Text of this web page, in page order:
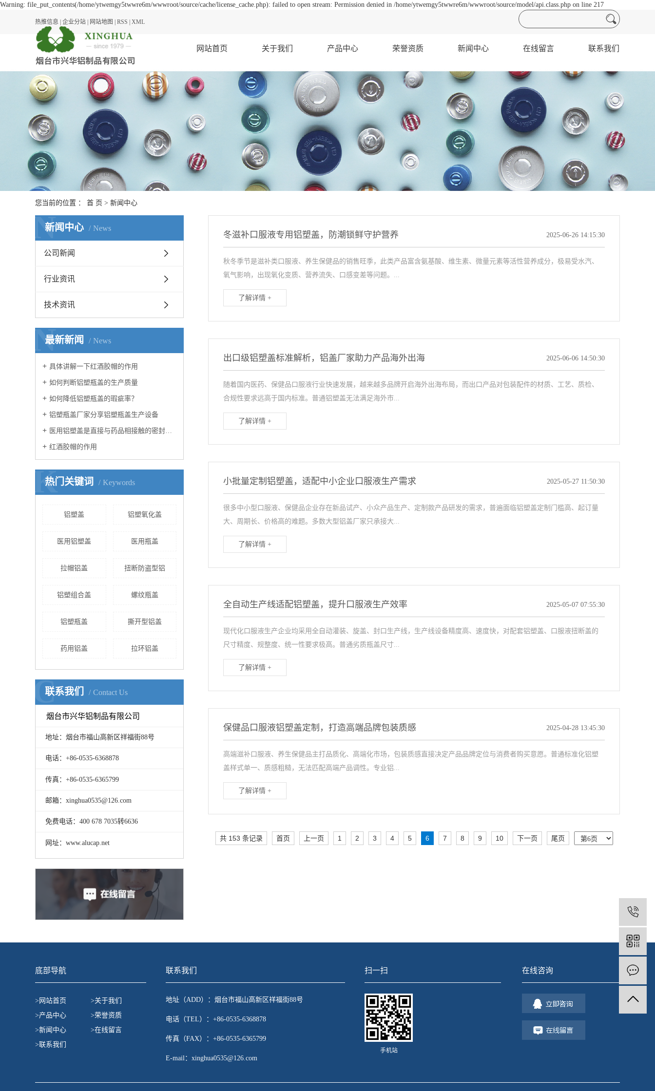
Warning: file_put_contents(/home/ytwemgy5twwre6m/wwwroot/source/cache/license_cache.php): failed to open stream: Permission denied in /home/ytwemgy5twwre6m/wwwroot/source/model/api.class.php on line 217
热推信息 企业分站 网站地图 RSS XML
网站首页 关于我们 产品中心 荣誉资质 新闻中心 在线留言 联系我们
您当前的位置 ： 首 页 > 新闻中心
新闻中心 News
N
公司新闻
行业资讯
技术资讯
最新新闻 News
N
具体讲解一下红酒胶帽的作用
如何判断铝塑瓶盖的生产质量
如何降低铝塑瓶盖的瑕疵率？
铝塑瓶盖厂家分享铝塑瓶盖生产设备
医用铝塑盖是直接与药品相接触的密封包装用特殊橡胶制品
红酒胶帽的作用
热门关键词 Keywords
K
铝塑盖 铝塑氧化盖
医用铝塑盖 医用瓶盖
拉帽铝盖 扭断防盗型铝
铝塑组合盖 螺纹瓶盖
铝塑瓶盖 撕开型铝盖
药用铝盖 拉环铝盖
联系我们 Contact Us
C
烟台市兴华铝制品有限公司
地址：烟台市福山高新区祥福街88号
电话：+86-0535-6368878
传真：+86-0535-6365799
邮箱：xinghua0535@126.com
免费电话：400 678 7035转6636
网址：www.alucap.net
冬滋补口服液专用铝塑盖，防潮锁鲜守护营养 2025-06-26 14:15:30
秋冬季节是滋补类口服液、养生保健品的销售旺季，此类产品富含氨基酸、维生素、微量元素等活性营养成分，极易受水汽、
氧气影响，出现氧化变质、营养流失、口感变差等问题。...
了解详情 +
出口级铝塑盖标准解析，铝盖厂家助力产品海外出海 2025-06-06 14:50:30
随着国内医药、保健品口服液行业快速发展，越来越多品牌开启海外出海布局，而出口产品对包装配件的材质、工艺、质检、
合规性要求远高于国内标准。普通铝塑盖无法满足海外市...
了解详情 +
小批量定制铝塑盖，适配中小企业口服液生产需求 2025-05-27 11:50:30
很多中小型口服液、保健品企业存在新品试产、小众产品生产、定制款产品研发的需求，普遍面临铝塑盖定制门槛高、起订量
大、周期长、价格高的难题。多数大型铝盖厂家只承接大...
了解详情 +
全自动生产线适配铝塑盖，提升口服液生产效率 2025-05-07 07:55:30
现代化口服液生产企业均采用全自动灌装、旋盖、封口生产线，生产线设备精度高、速度快，对配套铝塑盖、口服液扭断盖的
尺寸精度、规整度、统一性要求极高。普通劣质瓶盖尺寸...
了解详情 +
保健品口服液铝塑盖定制，打造高端品牌包装质感 2025-04-28 13:45:30
高端滋补口服液、养生保健品主打品质化、高端化市场，包装质感直接决定产品品牌定位与消费者购买意愿。普通标准化铝塑
盖样式单一、质感粗糙，无法匹配高端产品调性。专业铝...
了解详情 +
共 153 条记录 首页 上一页 1 2 3 4 5 6 7 8 9 10 下一页 尾页
底部导航
>网站首页
>关于我们
>产品中心
>荣誉资质
>新闻中心
>在线留言
>联系我们
联系我们
地址（ADD）：烟台市福山高新区祥福街88号
电话（TEL）：+86-0535-6368878
传真（FAX）：+86-0535-6365799
E-mail： xinghua0535@126.com
扫一扫
手机站
在线咨询